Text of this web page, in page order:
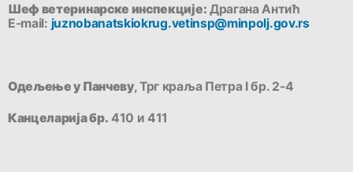
Шеф ветеринарске инспекције: Драгана Антић
E-mail: juznobanatskiokrug.vetinsp@minpolj.gov.rs
Одељење у Панчеву, Трг краља Петра I бр. 2-4
Канцеларија бр. 410 и 411